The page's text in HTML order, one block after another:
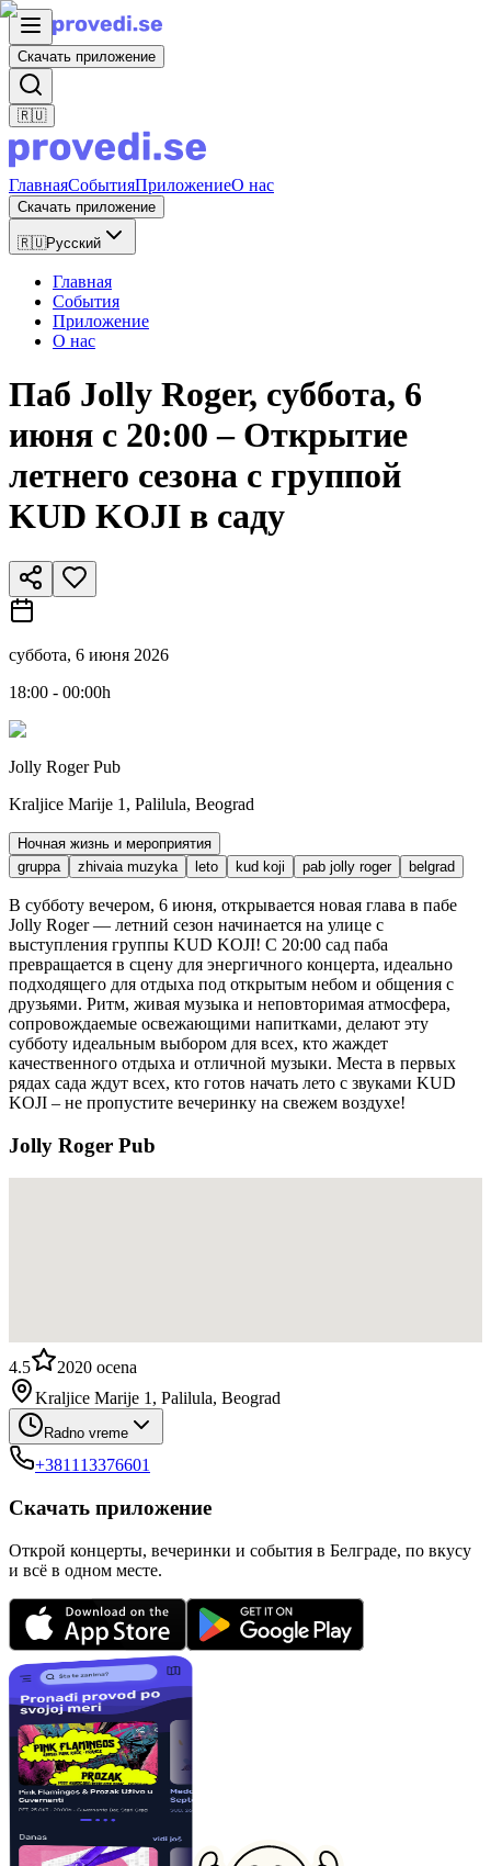
Скачать приложение
🇷🇺
ГлавнаяСобытияПриложениеО нас
Скачать приложение
🇷🇺Русский
Главная
События
Приложение
О нас
Паб Jolly Roger, суббота, 6
июня с 20:00 – Открытие
летнего сезона с группой
KUD KOJI в саду
суббота, 6 июня 2026
18:00 - 00:00h
Jolly Roger Pub
Kraljice Marije 1, Palilula, Beograd
Ночная жизнь и мероприятия
gruppa
zhivaia muzyka leto kud koji pab jolly roger belgrad
В субботу вечером, 6 июня, открывается новая глава в пабе
Jolly Roger — летний сезон начинается на улице с
выступления группы KUD KOJI! С 20:00 сад паба
превращается в сцену для энергичного концерта, идеально
подходящего для отдыха под открытым небом и общения с
друзьями. Ритм, живая музыка и неповторимая атмосфера,
сопровождаемые освежающими напитками, делают эту
субботу идеальным выбором для всех, кто жаждет
качественного отдыха и отличной музыки. Места в первых
рядах сада ждут всех, кто готов начать лето с звуками KUD
KOJI – не пропустите вечеринку на свежем воздухе!
Jolly Roger Pub
4.5 2020 ocena
Kraljice Marije 1, Palilula, Beograd
Radno vreme
+381113376601
Скачать приложение
Открой концерты, вечеринки и события в Белграде, по вкусу
и всё в одном месте.